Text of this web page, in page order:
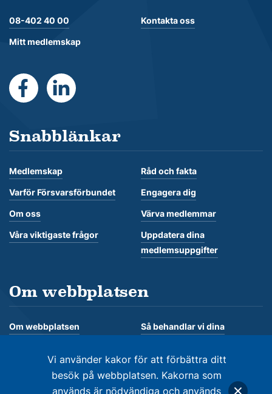
Vi använder kakor för att förbättra ditt
besök på webbplatsen. Kakorna som
används är nödvändiga och används
08-402 40 00
Mitt medlemskap
Kontakta oss
https://www.facebook.com/Forsvarsforbundet
https://se.linkedin.com/company/
Snabblänkar
Medlemskap
Varför Försvarsförbundet
Om oss
Våra viktigaste frågor
Råd och fakta
Engagera dig
Värva medlemmar
Uppdatera dina
medlemsuppgifter
Om webbplatsen
Om webbplatsen
Så behandlar vi dina